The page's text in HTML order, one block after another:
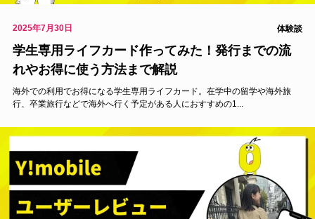
2025年7月30日 体験談
学生専用ライフカード作ってみた！発行までの流
れやお得に使う方法まで解説
海外での利用でお得になる学生専用ライフカード。在学中の留学や海外旅
行、卒業旅行などで海外へ行く予定がある人におすすめの1...